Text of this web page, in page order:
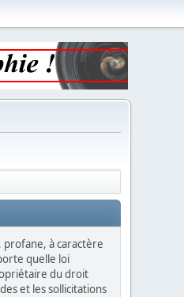
profane, à caractère
quelle loi
du droit
et les sollicitations